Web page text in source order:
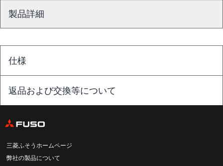
製品詳細
仕様
返品および交換等について
三菱ふそうホームページ
弊社の製品について